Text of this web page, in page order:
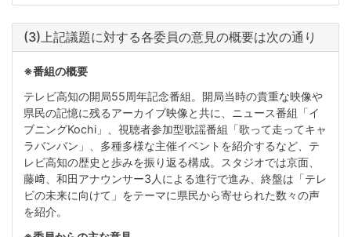
(3)上記議題に対する各委員の意見の概要は次の通り
※番組の概要
テレビ高知の開局55周年記念番組。開局当時の貴重な映像や
県民の記憶に残るアーカイブ映像と共に、ニュース番組「イ
ブニングKochi」、視聴者参加型歌謡番組「歌って走ってキャ
ラバンバン」、多種多様な主催イベントを紹介するなど、テ
レビ高知の歴史と歩みを振り返る構成。スタジオでは京面、
藤﨑、和田アナウンサー3人による進行で進み、終盤は「テレ
ビの未来に向けて」をテーマに県民から寄せられた数々の声
を紹介。